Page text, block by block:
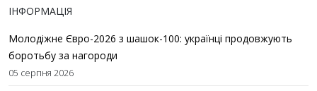
ІНФОРМАЦІЯ
Молодіжне Євро-2026 з шашок-100: українці продовжують
боротьбу за нагороди
05 серпня 2026